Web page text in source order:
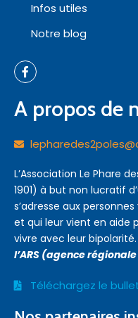
Infos utiles
Notre blog
A propos de
L’Association Le Phare
1901) à but non lucratif
s’adresse aux
et qui leur vient en aide
vivre avec leur bipolarité.
l’ARS (agence
Téléchargez le